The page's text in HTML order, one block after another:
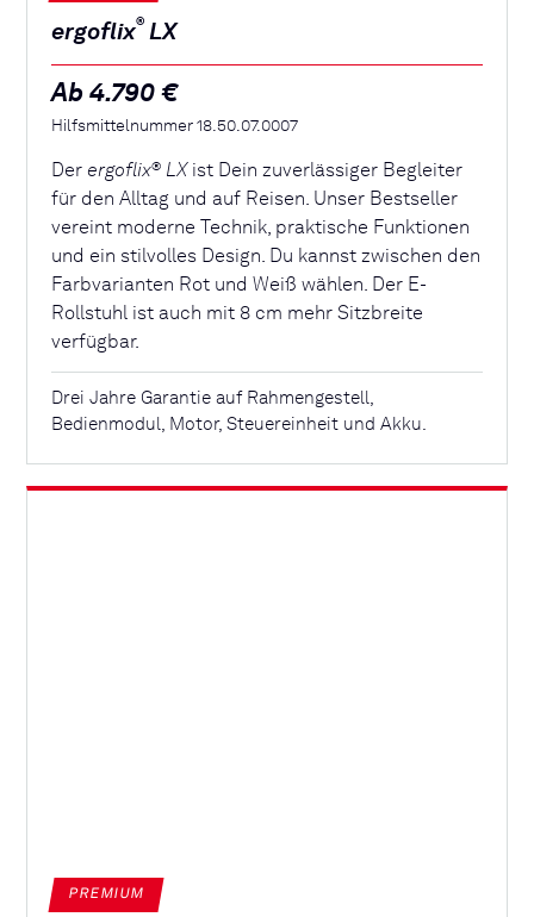
ergoflix® LX
Ab 4.790 €
Hilfsmittelnummer 18.50.07.0007
Derergoflix® LX ist Dein zuverlässiger Begleiter
für den Alltag und auf Reisen. Unser Bestseller
vereint moderne Technik, praktische Funktionen
und ein stilvolles Design. Du kannst zwischen den
Farbvarianten Rot und Weiß wählen. Der E-
Rollstuhl ist auch mit 8 cm mehr Sitzbreite
verfügbar.
Drei Jahre Garantie auf Rahmengestell,
Bedienmodul, Motor, Steuereinheit und Akku.
PREMIUM